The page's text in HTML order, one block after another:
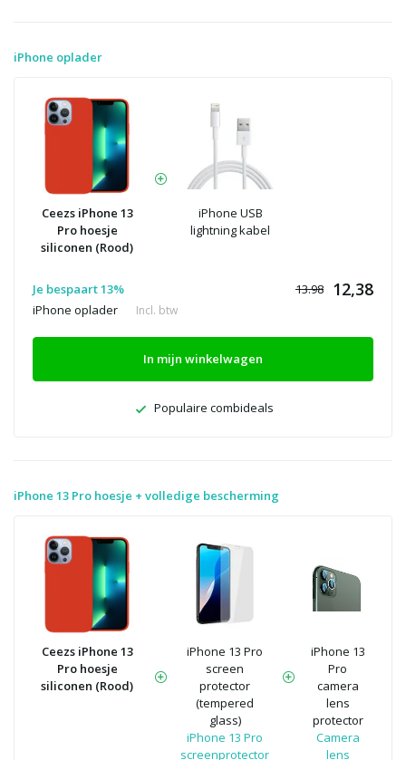
iPhone oplader
Ceezs iPhone 13
Pro hoesje
siliconen (Rood)
iPhone USB
lightning kabel
Je bespaart 13% 13.98 12,38
iPhone oplader Incl. btw
In mijn winkelwagen
Populaire combideals
iPhone 13 Pro hoesje + volledige bescherming
Ceezs iPhone 13
Pro hoesje
siliconen (Rood)
iPhone 13 Pro
screen
protector
(tempered
glass)
iPhone 13 Pro
screenprotector
iPhone 13
Pro
camera
lens
protector
Camera
lens